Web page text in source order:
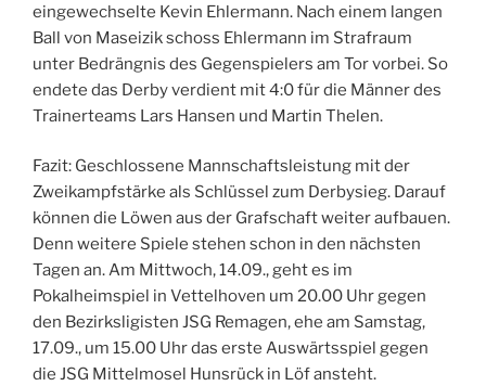
eingewechselte Kevin Ehlermann. Nach einem langen
Ball von Maseizik schoss Ehlermann im Strafraum
unter Bedrängnis des Gegenspielers am Tor vorbei. So
endete das Derby verdient mit 4:0 für die Männer des
Trainerteams Lars Hansen und Martin Thelen.
Fazit: Geschlossene Mannschaftsleistung mit der
Zweikampfstärke als Schlüssel zum Derbysieg. Darauf
können die Löwen aus der Grafschaft weiter aufbauen.
Denn weitere Spiele stehen schon in den nächsten
Tagen an. Am Mittwoch, 14.09., geht es im
Pokalheimspiel in Vettelhoven um 20.00 Uhr gegen
den Bezirksligisten JSG Remagen, ehe am Samstag,
17.09., um 15.00 Uhr das erste Auswärtsspiel gegen
die JSG Mittelmosel Hunsrück in Löf ansteht.